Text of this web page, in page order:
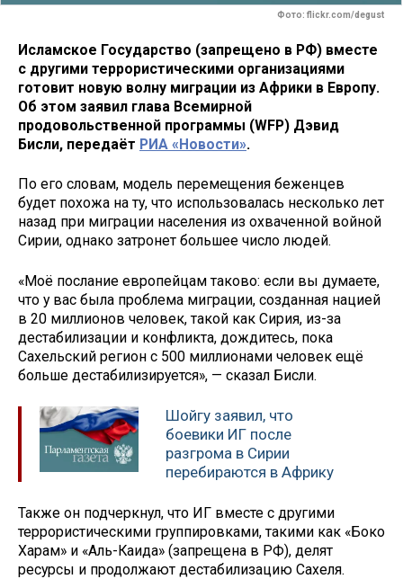
Фото: flickr.com/degust
Исламское Государство (запрещено в РФ) вместе
с другими террористическими организациями
готовит новую волну миграции из Африки в Европу.
Об этом заявил глава Всемирной
продовольственной программы (WFP) Дэвид
Бисли, передаёт РИА «Новости».
По его словам, модель перемещения беженцев
будет похожа на ту, что использовалась несколько лет
назад при миграции населения из охваченной войной
Сирии, однако затронет большее число людей.
«Моё послание европейцам таково: если вы думаете,
что у вас была проблема миграции, созданная нацией
в 20 миллионов человек, такой как Сирия, из-за
дестабилизации и конфликта, дождитесь, пока
Сахельский регион с 500 миллионами человек ещё
больше дестабилизируется», — сказал Бисли.
Шойгу заявил, что
боевики ИГ после
разгрома в Сирии
перебираются в Африку
Также он подчеркнул, что ИГ вместе с другими
террористическими группировками, такими как «Боко
Харам» и «Аль-Каида» (запрещена в РФ), делят
ресурсы и продолжают дестабилизацию Сахеля.